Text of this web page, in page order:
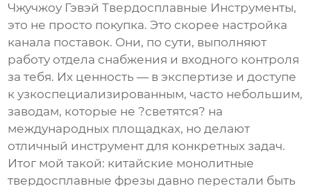
Чжучжоу Гэвэй Твердосплавные Инструменты,
это не просто покупка. Это скорее настройка
канала поставок. Они, по сути, выполняют
работу отдела снабжения и входного контроля
за тебя. Их ценность — в экспертизе и доступе
к узкоспециализированным, часто небольшим,
заводам, которые не ?светятся? на
международных площадках, но делают
отличный инструмент для конкретных задач.
Итог мой такой: китайские монолитные
твердосплавные фрезы давно перестали быть